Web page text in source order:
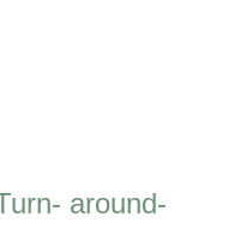
around-